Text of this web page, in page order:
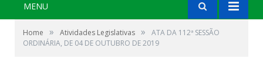
MENU
Home » Atividades Legislativas »
ATA DA 112ª SESSÃO
ORDINÁRIA, DE 04 DE OUTUBRO DE 2019